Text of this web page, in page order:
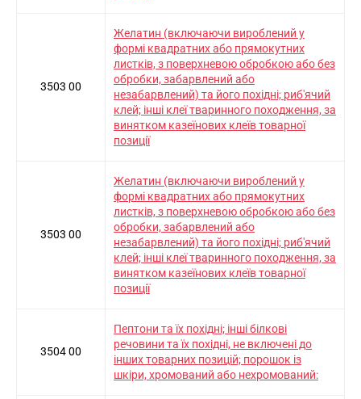
3503 00
Желатин (включаючи вироблений у
формі квадратних або прямокутних
листків, з поверхневою обробкою або без
обробки, забарвлений або
незабарвлений) та його похідні; риб'ячий
клей; інші клеї тваринного походження, за
винятком казеїнових клеїв товарної
позиції
3503 00
Желатин (включаючи вироблений у
формі квадратних або прямокутних
листків, з поверхневою обробкою або без
обробки, забарвлений або
незабарвлений) та його похідні; риб'ячий
клей; інші клеї тваринного походження, за
винятком казеїнових клеїв товарної
позиції
3504 00
Пептони та їх похідні; інші білкові
речовини та їх похідні, не включені до
інших товарних позицій; порошок із
шкіри, хромований або нехромований: